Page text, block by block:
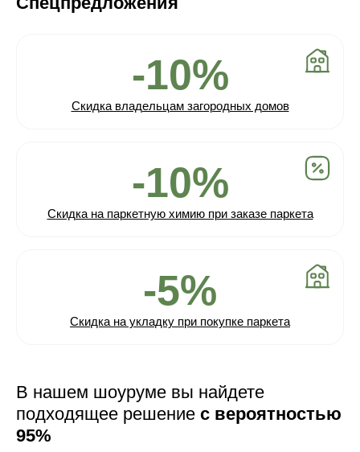
-10%
Скидка владельцам загородных домов
-10%
Скидка на паркетную химию при заказе паркета
-5%
Скидка на укладку при покупке паркета
В нашем шоуруме вы найдете
подходящее решение с вероятностью
95%